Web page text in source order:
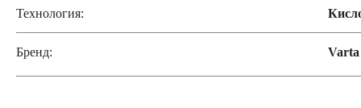
Технология:
Бренд: Varta